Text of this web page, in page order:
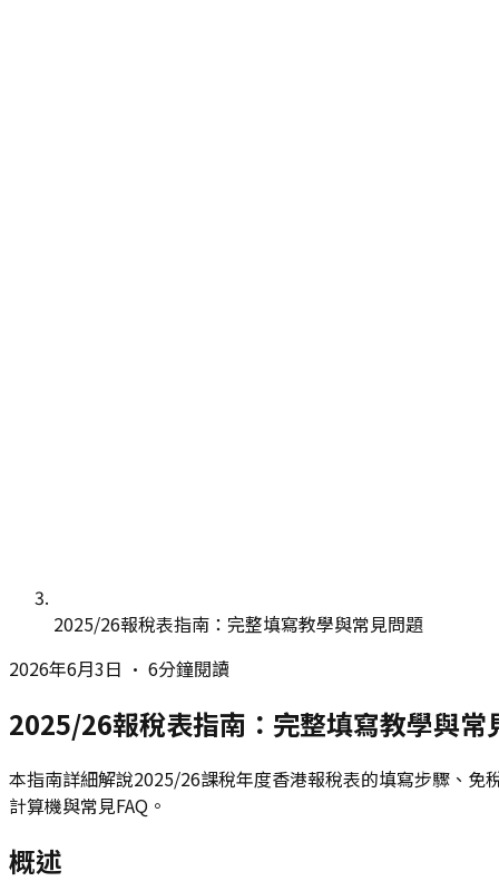
2025/26報稅表指南：完整填寫教學與常見問題
2026年6月3日 • 6分鐘閱讀
2025/26報稅表指南：完整填寫教學與常
本指南詳細解說2025/26課稅年度香港報稅表的填寫步驟、
計算機與常見FAQ。
概述